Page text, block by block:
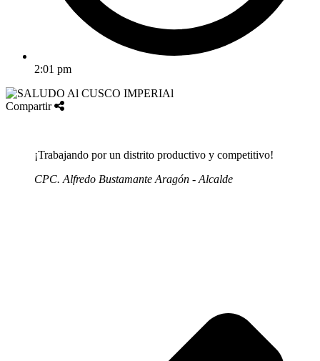
2:01 pm
Compartir
¡Trabajando por un distrito productivo y competitivo!
CPC. Alfredo Bustamante Aragón - Alcalde